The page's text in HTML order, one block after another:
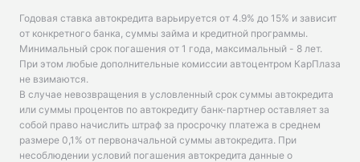
Годовая ставка автокредита варьируется от 4.9% до 15% и зависит
от конкретного банка, суммы займа и кредитной программы.
Минимальный срок погашения от 1 года, максимальный - 8 лет.
При этом любые дополнительные комиссии автоцентром КарПлаза
не взимаются.
В случае невозвращения в условленный срок суммы автокредита
или суммы процентов по автокредиту банк-партнер оставляет за
собой право начислить штраф за просрочку платежа в среднем
размере 0,1% от первоначальной суммы автокредита. При
несоблюдении условий погашения автокредита данные о